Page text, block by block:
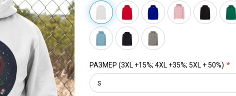
РАЗМЕР (3XL +15%; 4XL +35%; 5XL + 50%)
S